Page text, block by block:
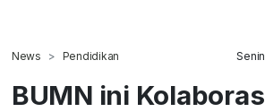
News Pendidikan
BUMN ini